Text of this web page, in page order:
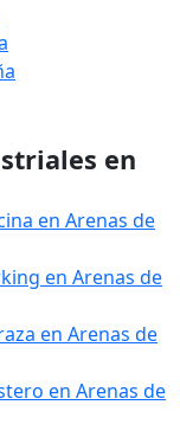
en
en Arenas de
en Arenas de
en Arenas de
en Arenas de